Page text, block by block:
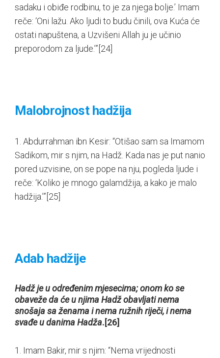
sadaku i obiđe rodbinu, to je za njega bolje.’ Imam
reče: ‘Oni lažu. Ako ljudi to budu činili, ova Kuća će
ostati napuštena, a Uzvišeni Allah ju je učinio
preporodom za ljude.’”[24]
Malobrojnost hadžija
1. Abdurrahman ibn Kesir: “Otišao sam sa Imamom
Sadikom, mir s njim, na Hadž. Kada nas je put nanio
pored uzvisine, on se pope na nju, pogleda ljude i
reče: ‘Koliko je mnogo galamdžija, a kako je malo
hadžija.’”[25]
Adab hadžije
Hadž je u određenim mjesecima; onom ko se
obaveže da će u njima Hadž obavljati nema
snošaja sa ženama i nema ružnih riječi, i nema
svađe u danima Hadža.[26]
1. Imam Bakir, mir s njim: “Nema vrijednosti